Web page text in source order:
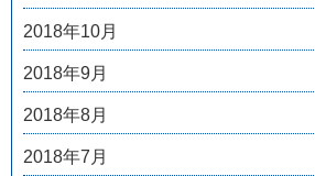
2018年10月
2018年9月
2018年8月
2018年7月